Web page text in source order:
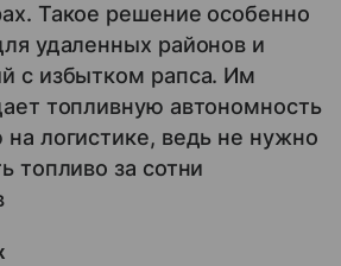
Такое решение особенно
удаленных районов и
с избытком рапса. Им
топливную автономность
логистике, ведь не нужно
топливо за сотни